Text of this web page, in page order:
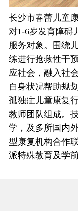
长沙市春蕾儿童
对1-6岁发育障碍
服务对象。围绕
练进行抢救性干
应社会，融入社
自身状况帮助规
孤独症儿童康复
教师团队组成。
学，及多所国内
型康复机构合作
派特殊教育及学